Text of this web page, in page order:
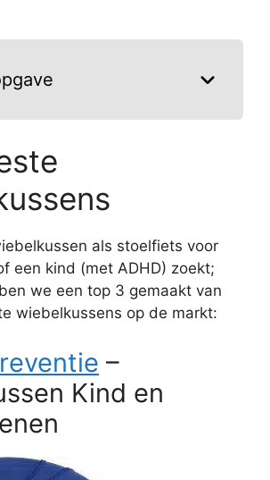
als stoelfiets voor
een kind (met ADHD) zoekt;
we een top 3 gemaakt van
wiebelkussens op de markt:
–
Kind en